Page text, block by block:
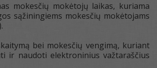
mokesčių mokėtojų laikas, kuriama
sąžiningiems mokesčių mokėtojams
bei mokesčių vengimą, kuriant
ir naudoti elektroninius važtaraščius